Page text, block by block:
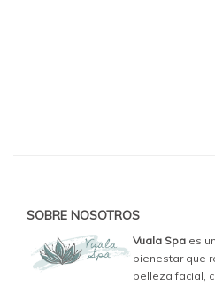
SOBRE NOSOTROS
Vuala Spa es
bienestar que
belleza facial,